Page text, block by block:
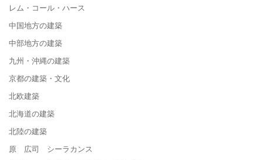
レム・コール・ハース
中国地方の建築
中部地方の建築
九州・沖縄の建築
京都の建築・文化
北欧建築
北海道の建築
北陸の建築
原 広司 シーラカンス